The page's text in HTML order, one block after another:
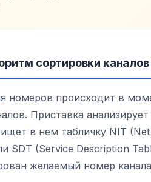
сортировки каналов
номеров происходит в
Приставка
в нем табличку NIT
SDT (Service Description
желаемый номер